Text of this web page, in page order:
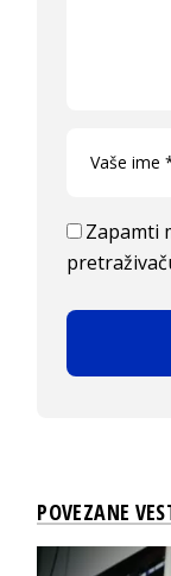
Zapamti
POVEZANE